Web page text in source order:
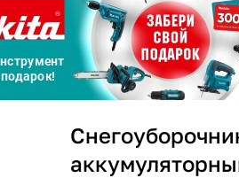
без переплат
платежей